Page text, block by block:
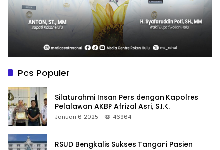
Pos Populer
Silaturahmi Insan Pers dengan Kapolres
Pelalawan AKBP Afrizal Asri, S.I.K.
Januari 6, 2025 46964
RSUD Bengkalis Sukses Tangani Pasien